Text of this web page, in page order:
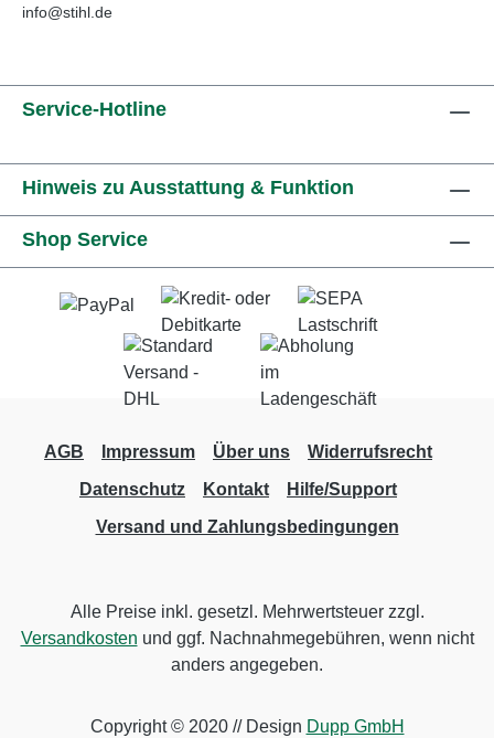
info@stihl.de
Service-Hotline
Hinweis zu Ausstattung & Funktion
Shop Service
AGB Impressum Über uns
Widerrufsrecht
Datenschutz
Kontakt
Hilfe/Support
Versand und Zahlungsbedingungen
Alle Preise inkl. gesetzl. Mehrwertsteuer zzgl.
Versandkosten und ggf. Nachnahmegebühren, wenn nicht
anders angegeben.
Copyright © 2020 // Design Dupp GmbH